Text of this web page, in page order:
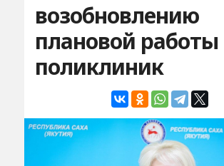
возобновлению
плановой работы
поликлиник